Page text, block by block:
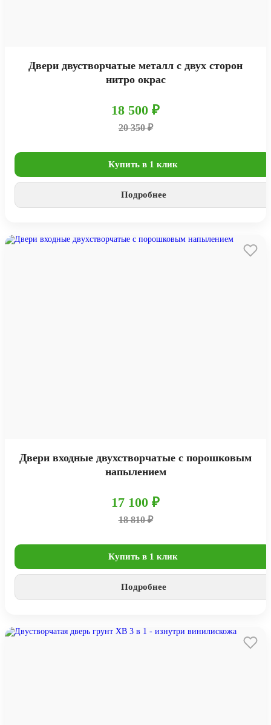
Двери двустворчатые металл с двух сторон
нитро окрас
18 500 ₽
20 350 ₽
Купить в 1 клик
Подробнее
Двери входные двухстворчатые с порошковым
напылением
17 100 ₽
18 810 ₽
Купить в 1 клик
Подробнее